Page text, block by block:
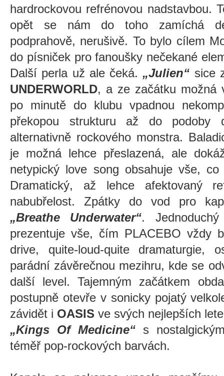
hardrockovou refrénovou nadstavbou.
opět se nám do toho zamíchá
podprahově, nerušivě. To bylo cílem
do písniček pro fanoušky nečekané
Další perla už ale čeká. „Julien“ sice
UNDERWORLD, a ze začátku možná
po minutě do klubu vpadnou
překopou strukturu až do podoby
alternativně rockového monstra.
je možná lehce přeslazená, ale
netypický love song obsahuje vše,
Dramatický, až lehce afektovaný
nabubřelost. Zpátky do vod pro
„Breathe Underwater“.
prezentuje vše, čím PLACEBO vždy
drive, quite-loud-quite
parádní závěrečnou mezihru, kde se
další level. Tajemným začátkem
postupně otevře v sonicky pojatý
závidět i OASIS ve svých nejlepších
„Kings Of Medicine“ s
téměř pop-rockových barvách.